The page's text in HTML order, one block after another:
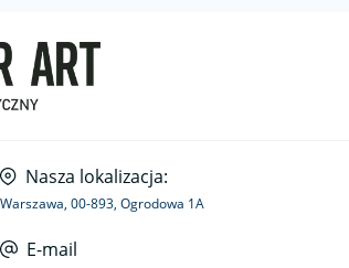
Nasza lokalizacja:
Warszawa, 00-893, Ogrodowa 1A
E-mail